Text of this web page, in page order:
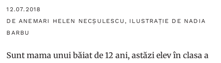
12.07.2018
DE ANEMARI HELEN NECȘULESCU, ILUSTRAȚIE DE NADIA
BARBU
Sunt mama unui băiat de 12 ani, astăzi elev în clasa a